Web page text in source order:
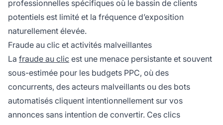
professionnelles spécifiques où le bassin de clients
potentiels est limité et la fréquence d’exposition
naturellement élevée.
Fraude au clic et activités malveillantes
La fraude au clic est une menace persistante et souvent
sous-estimée pour les budgets PPC, où des
concurrents, des acteurs malveillants ou des bots
automatisés cliquent intentionnellement sur vos
annonces sans intention de convertir. Ces clics